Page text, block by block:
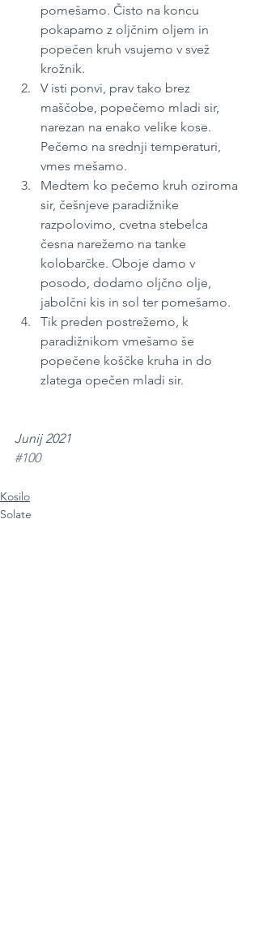
pomešamo. Čisto na koncu
pokapamo z oljčnim oljem in
popečen kruh vsujemo v svež
krožnik.
V isti ponvi, prav tako brez
maščobe, popečemo mladi sir,
narezan na enako velike kose.
Pečemo na srednji temperaturi,
vmes mešamo.
Medtem ko pečemo kruh oziroma
sir, češnjeve paradižnike
razpolovimo, cvetna stebelca
česna narežemo na tanke
kolobarčke. Oboje damo v
posodo, dodamo oljčno olje,
jabolčni kis in sol ter pomešamo.
Tik preden postrežemo, k
paradižnikom vmešamo še
popečene koščke kruha in do
zlatega opečen mladi sir.
Junij 2021
#100
Kosilo
Solate